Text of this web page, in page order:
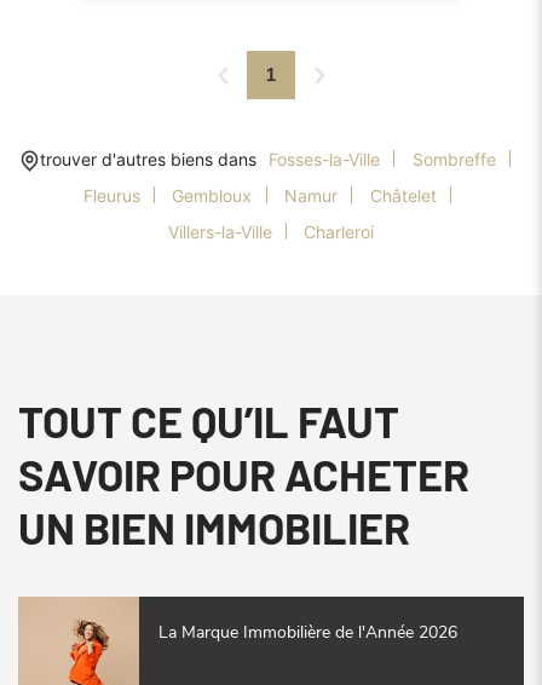
1
trouver d'autres biens dans Fosses-la-Ville
Sombreffe
Fleurus
Gembloux Namur
Châtelet
Villers-la-Ville
Charleroi
TOUT CE QU’IL FAUT
SAVOIR POUR ACHETER
UN BIEN IMMOBILIER
La Marque Immobilière de l'Année 2026